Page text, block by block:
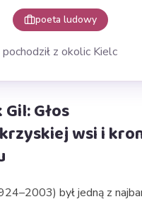
poeta ludowy
pochodził z okolic Kielc
Głos
wsi i
był jedną z